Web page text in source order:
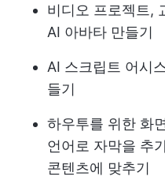
비디오 프로젝트,
AI 아바타 만들기
AI 스크립트 어시
들기
하우투를 위한 화
언어로 자막을 추
콘텐츠에 맞추기